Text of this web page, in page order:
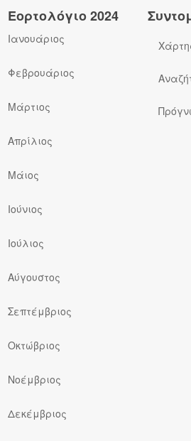
Εορτολόγιο 2024
Ιανουάριος
Φεβρουάριος
Μάρτιος
Απρίλιος
Μάιος
Ιούνιος
Ιούλιος
Αύγουστος
Σεπτέμβριος
Οκτώβριος
Νοέμβριος
Δεκέμβριος